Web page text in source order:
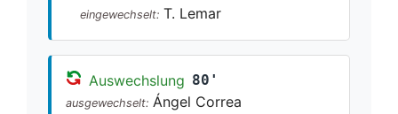
eingewechselt: T. Lemar
Auswechslung 80'
ausgewechselt: Ángel Correa